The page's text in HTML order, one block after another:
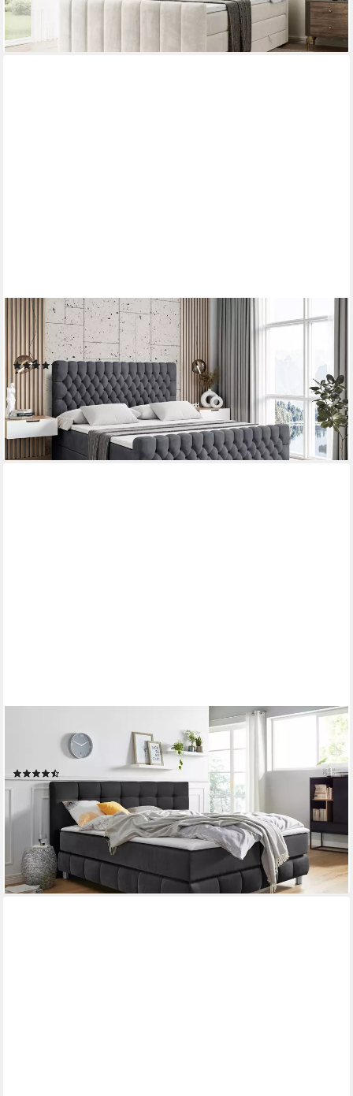
lieferbar in 2 Wochen
ALTDECOR
Boxbett DAISY-Z (Multipocket-Matratze H4, H3 Matratze
Bonellfederung, Topper, Kopfteil), Doppelbett mit Fußteil
(2)
1.269,90 € UVP 1.649,00 €
-23%
lieferbar in 2 Wochen
+3
Boxspringbett Salo, incl. Topper, 6 Breiten, 2 Härtegrade, TFK
auch in Härtegrad 4
ab 1.468,59 € UVP 2.379,00 €
-38%
lieferbar in 4 Wochen
+2